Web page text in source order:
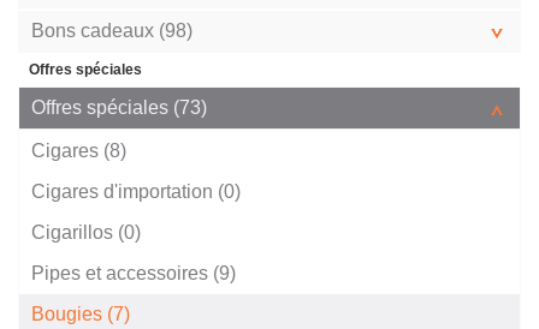
Bons cadeaux (98)
Offres spéciales
Offres spéciales (73)
Cigares (8)
Cigares d'importation (0)
Cigarillos (0)
Pipes et accessoires (9)
Bougies (7)